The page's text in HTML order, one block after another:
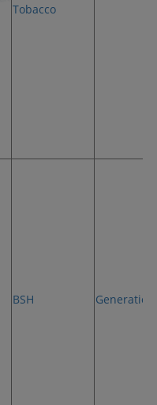
Tobacco
BSH Generation